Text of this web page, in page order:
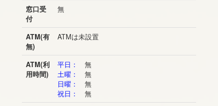
窓口受
付
無
ATM(有
無)
ATMは未設置
ATM(利
用時間)
平日：
無
土曜：
無
日曜：
無
祝日：
無